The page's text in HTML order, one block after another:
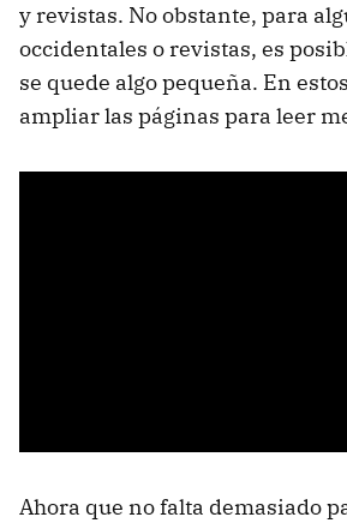
y revistas. No obstante, para
occidentales o revistas, es
se quede algo pequeña. En
ampliar las páginas para leer
Ahora que no falta demasiado